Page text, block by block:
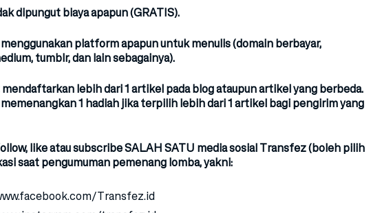
dipungut biaya apapun (GRATIS).
platform apapun untuk menulis(domain berbayar,
tumblr, dan lain sebagainya).
lebih dari 1 artikel pada blog ataupun artikel yang berbeda.
1 hadiah jika terpilih lebih dari 1 artikel bagi pengirim yang
like atau subscribe SALAH SATU media sosial Transfez(boleh pilih
saat pengumuman pemenang lomba, yakni:
Transfez.id